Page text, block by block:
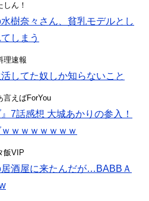
ん！
水樹奈々さん、貧乳モデルとし
しまう
理速報
してた奴しか知らないこと
言えばForYou
7話感想 大城あかりの参入！
ｗｗｗｗｗｗｗ
飯VIP
居酒屋に来たんだが…BABBＡ